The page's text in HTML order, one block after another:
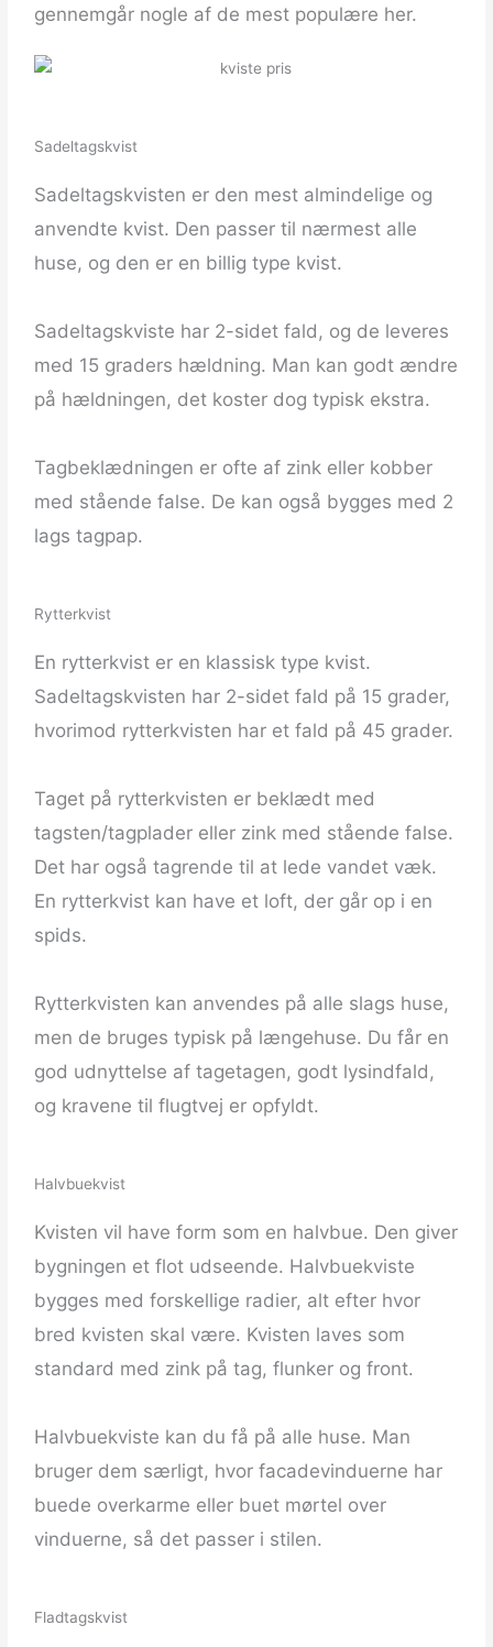
gennemgår nogle af de mest populære her.
Sadeltagskvist
Sadeltagskvisten er den mest almindelige og
anvendte kvist. Den passer til nærmest alle
huse, og den er en billig type kvist.
Sadeltagskviste har 2-sidet fald, og de leveres
med 15 graders hældning. Man kan godt ændre
på hældningen, det koster dog typisk ekstra.
Tagbeklædningen er ofte af zink eller kobber
med stående false. De kan også bygges med 2
lags tagpap.
Rytterkvist
En rytterkvist er en klassisk type kvist.
Sadeltagskvisten har 2-sidet fald på 15 grader,
hvorimod rytterkvisten har et fald på 45 grader.
Taget på rytterkvisten er beklædt med
tagsten/tagplader eller zink med stående false.
Det har også tagrende til at lede vandet væk.
En rytterkvist kan have et loft, der går op i en
spids.
Rytterkvisten kan anvendes på alle slags huse,
men de bruges typisk på længehuse. Du får en
god udnyttelse af tagetagen, godt lysindfald,
og kravene til flugtvej er opfyldt.
Halvbuekvist
Kvisten vil have form som en halvbue. Den giver
bygningen et flot udseende. Halvbuekviste
bygges med forskellige radier, alt efter hvor
bred kvisten skal være. Kvisten laves som
standard med zink på tag, flunker og front.
Halvbuekviste kan du få på alle huse. Man
bruger dem særligt, hvor facadevinduerne har
buede overkarme eller buet mørtel over
vinduerne, så det passer i stilen.
Fladtagskvist